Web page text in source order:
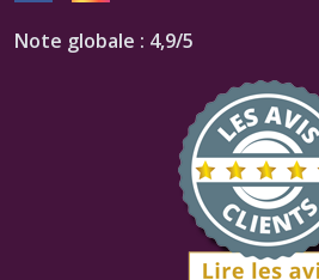
Note globale : 4,9/5